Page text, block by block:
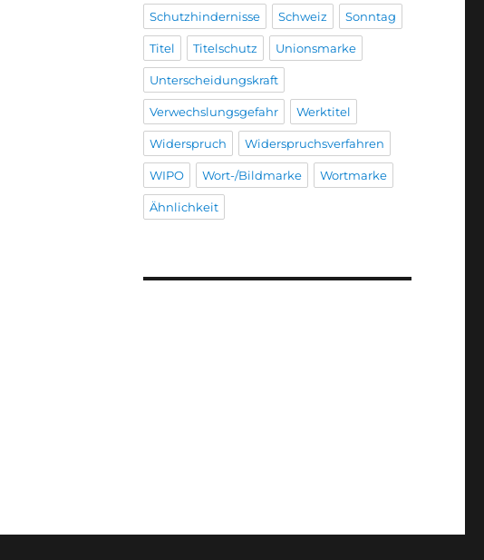
Schutzhindernisse Schweiz Sonntag
Titel Titelschutz Unionsmarke
Unterscheidungskraft
Verwechslungsgefahr Werktitel
Widerspruch Widerspruchsverfahren
WIPO Wort-/Bildmarke Wortmarke
Ähnlichkeit